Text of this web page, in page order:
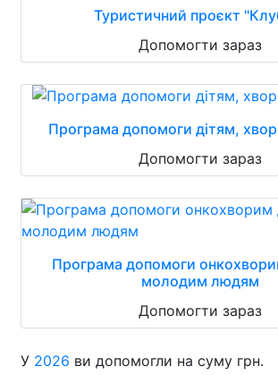
Туристичний проєкт
Допомогти зараз
Програма допомоги дітям,
Допомогти зараз
Програма допомоги
молодим людям
Допомогти зараз
У 2026 ви допомогли на суму грн.